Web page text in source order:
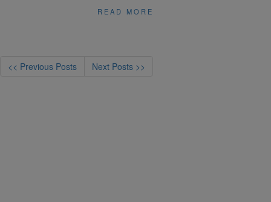
READ MORE
<< Previous Posts Next Posts >>